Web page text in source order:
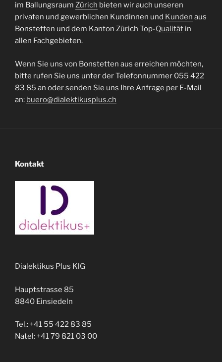
im Ballungsraum Zürich bieten wir auch unseren
privaten und gewerblichen Kundinnen und Kunden aus
Bonstetten und dem Kanton Zürich Top-Qualität in
allen Fachgebieten.
Wenn Sie uns von Bonstetten aus erreichen möchten,
bitte rufen Sie uns unter der Telefonnummer 055 422
83 85 an oder senden Sie uns Ihre Anfrage per E-Mail
an: buero@dialektikusplus.ch
Kontakt
Dialektikus Plus KlG
Hauptstrasse 85
8840 Einsiedeln
Tel.: +41 55 422 83 85
Natel: +41 79 821 03 00